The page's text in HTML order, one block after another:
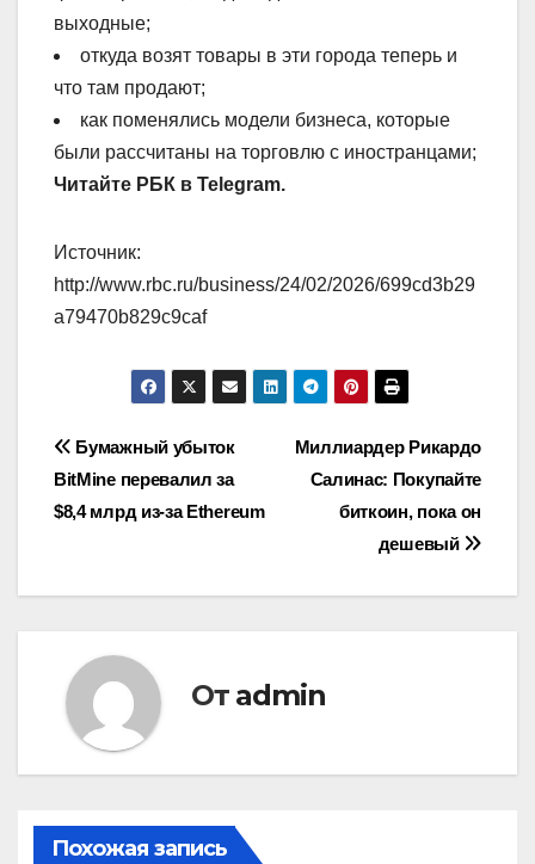
выходные;
откуда возят товары в эти города теперь и
что там продают;
как поменялись модели бизнеса, которые
были рассчитаны на торговлю с иностранцами;
Читайте РБК в Telegram.
Источник:
http://www.rbc.ru/business/24/02/2026/699cd3b29
a79470b829c9caf
Навигация
по
Миллиардер Рикардо
Салинас: Покупайте
биткоин, пока он
дешевый
Бумажный убыток
BitMine перевалил за
$8,4 млрд из-за Ethereum
От admin
Похожая запись